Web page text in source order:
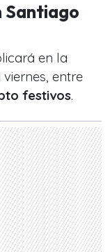
Santiago
en la
entre
festivos.